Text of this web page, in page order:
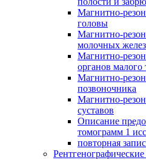
Магнитно-
головы
Магнитно-
молочных желез
Магнитно-
органов малого
Магнитно-
позвоночника
Магнитно-
суставов
Описание
томограмм 1
повторная